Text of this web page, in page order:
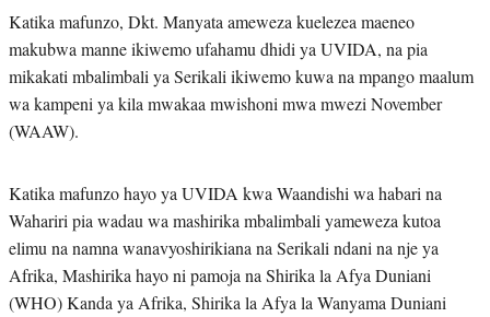
Katika mafunzo, Dkt. Manyata ameweza kuelezea maeneo
makubwa manne ikiwemo ufahamu dhidi ya UVIDA, na pia
mikakati mbalimbali ya Serikali ikiwemo kuwa na mpango maalum
wa kampeni ya kila mwakaa mwishoni mwa mwezi November
(WAAW).
Katika mafunzo hayo ya UVIDA kwa Waandishi wa habari na
Wahariri pia wadau wa mashirika mbalimbali yameweza kutoa
elimu na namna wanavyoshirikiana na Serikali ndani na nje ya
Afrika, Mashirika hayo ni pamoja na Shirika la Afya Duniani
(WHO) Kanda ya Afrika, Shirika la Afya la Wanyama Duniani